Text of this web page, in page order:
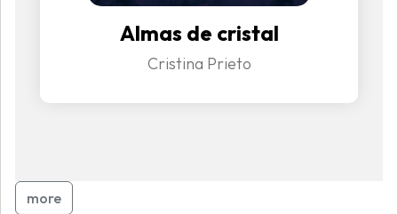
Almas de cristal
Cristina Prieto
more